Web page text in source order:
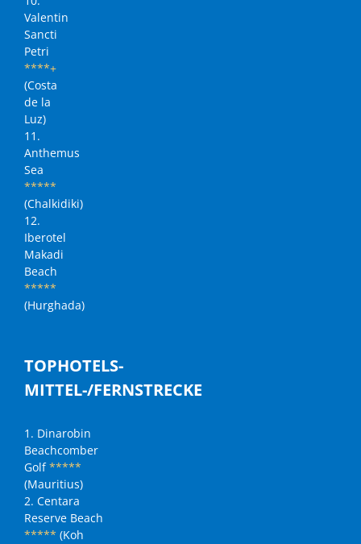
Valentin
Sancti
Petri
****+
(Costa
de la
Luz)
11.
Anthemus
Sea
*****
(Chalkidiki)
12.
Iberotel
Makadi
Beach
*****
(Hurghada)
TOPHOTELS-
MITTEL-/FERNSTRECKE
1. Dinarobin
Beachcomber
Golf*****
(Mauritius)
2. Centara
Reserve Beach
***** (Koh